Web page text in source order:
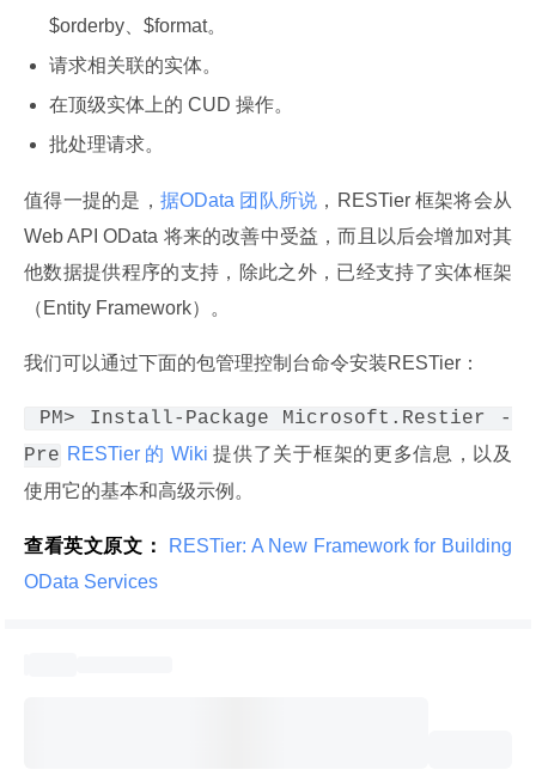
$orderby、$format。
请求相关联的实体。
在顶级实体上的 CUD 操作。
批处理请求。
值得一提的是， 据OData 团队所说 ，RESTier 框架将会从
Web API OData 将来的改善中受益，而且以后会增加对其
他数据提供程序的支持，除此之外，已经支持了实体框架
（Entity Framework）。
我们可以通过下面的包管理控制台命令安装RESTier：
Pre RESTier 的 Wiki 提供了关于框架的更多信息，以及
使用它的基本和高级示例。
查看英文原文：
RESTier: A New Framework for Building
OData Services